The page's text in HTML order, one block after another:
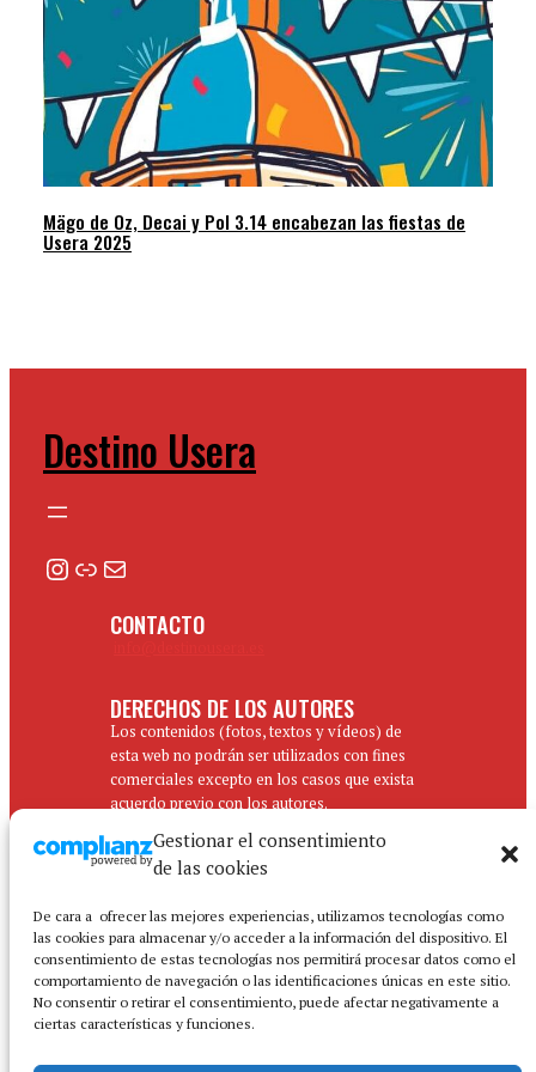
Gestionar el consentimiento
de las cookies
De cara a ofrecer las mejores experiencias, utilizamos tecnologías como
las cookies para almacenar y/o acceder a la información del dispositivo. El
consentimiento de estas tecnologías nos permitirá procesar datos como el
comportamiento de navegación o las identificaciones únicas en este sitio.
No consentir o retirar el consentimiento, puede afectar negativamente a
ciertas características y funciones.
Mägo de Oz, Decai y Pol 3.14 encabezan las fiestas de
Usera 2025
Destino Usera
Instagram Enlace Correo electrónico
CONTACTO
DERECHOS DE LOS AUTORES
Los contenidos (fotos, textos y vídeos) de
esta web no podrán ser utilizados con fines
comerciales excepto en los casos que exista
acuerdo previo con los autores.